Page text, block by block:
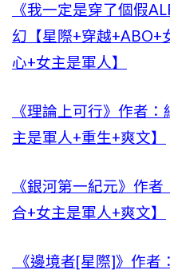
《我一定是穿了個假
幻【星際+穿越+ABO+
心+女主是軍人】
《理論上可行》作者
主是軍人+重生+爽文】
《銀河第一紀元》作
合+女主是軍人+爽文】
《邊境者[星際]》作者